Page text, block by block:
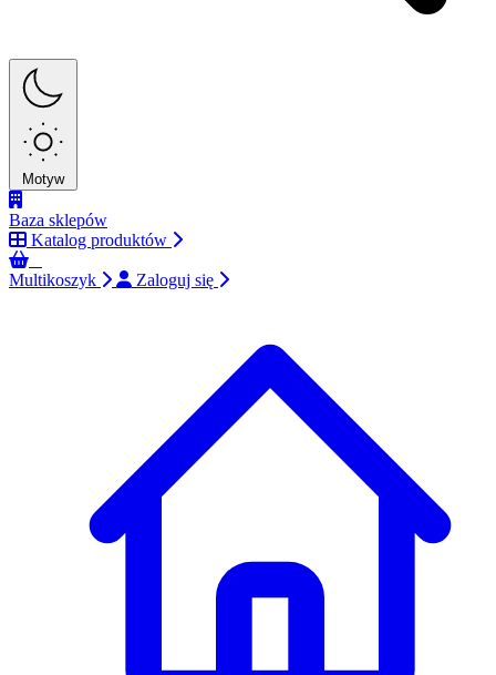
Motyw
Baza sklepów
Katalog produktów
Multikoszyk
Zaloguj się